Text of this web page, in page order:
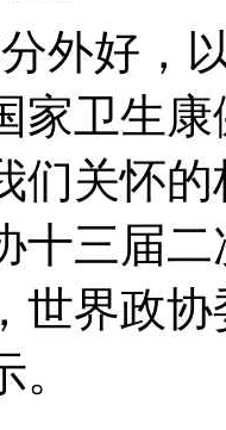
外好，
家卫生
们关怀
十三届
世界政